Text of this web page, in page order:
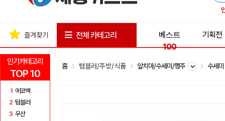
인기카테고리
TOP 10
1 에코백
2 텀블러
3 우산
즐겨찾기 전체 카테고리
베스트
100
기획전
홈 텀블러/주방/식품 앞치마/수세미/행주 수세